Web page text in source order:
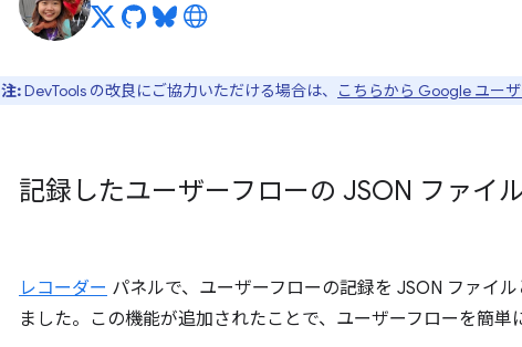
注:DevTools の改良にご協力いただける場合は、 こちらから Google ユー
記録したユーザーフローの JSON ファイ
レコーダー パネルで、ユーザーフローの記録を JSON ファイ
ました。この機能が追加されたことで、ユーザーフローを簡単